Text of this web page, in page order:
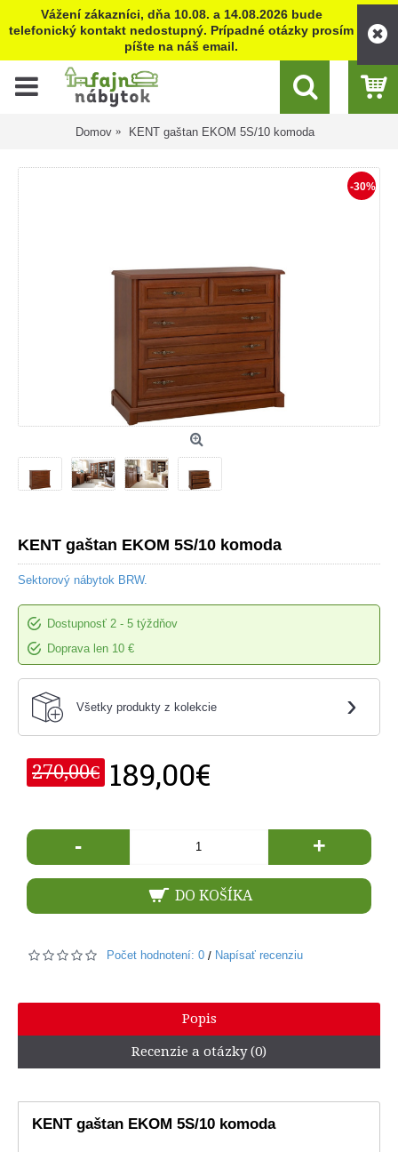
Vážení zákazníci, dňa 10.08. a 14.08.2026 bude
telefonický kontakt nedostupný. Prípadné otázky prosím
píšte na náš email.
Domov KENT gaštan EKOM 5S/10 komoda
-30%
KENT gaštan EKOM 5S/10 komoda
Sektorový nábytok BRW.
Dostupnosť 2 - 5 týždňov
Doprava len 10 €
Všetky produkty z kolekcie ›
270,00€ 189,00€
- +
DO KOŠÍKA
Počet hodnotení: 0 / Napísať recenziu
Popis
Recenzie a otázky (0)
KENT gaštan EKOM 5S/10 komoda